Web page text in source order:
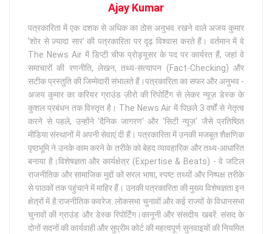
Ajay Kumar
पत्रकारिता में एक दशक से अधिक का ठोस अनुभव रखने वाले अजय कुमार
'शोर से ज़्यादा सार' की पत्रकारिता पर दृढ़ विश्वास करते हैं। वर्तमान में वे
The News Air में डिप्टी चीफ प्रोड्यूसर के पद पर कार्यरत हैं, जहां वे
समाचारों की रणनीति, लेखन, तथ्य-सत्यापन (Fact-Checking) और
सटीक प्रस्तुति की जिम्मेदारी संभालते हैं।पत्रकारिता का सफर और अनुभव -
अजय कुमार का करियर ग्राउंड ज़ीरो की रिपोर्टिंग से लेकर न्यूज़ डेस्क के
कुशल प्रबंधन तक विस्तृत है। The News Air में पिछले 3 वर्षों से नेतृत्व
करने से पहले, उन्होंने 'दैनिक जागरण' और 'सिटी न्यूज़' जैसे प्रतिष्ठित
मीडिया संस्थानों में अपनी सेवाएं दी हैं। पत्रकारिता में उनकी मजबूत शैक्षणिक
पृष्ठभूमि ने उनके काम करने के तरीके को बेहद व्यावहारिक और तथ्य-आधारित
बनाया है।विशेषज्ञता और कार्यक्षेत्र (Expertise & Beats) - वे जटिल
राजनीतिक और सामाजिक मुद्दों को सरल भाषा, स्पष्ट तथ्यों और निष्पक्ष तरीके
से पाठकों तक पहुंचाने में माहिर हैं। उनकी पत्रकारिता की मुख्य विशेषज्ञता इन
क्षेत्रों में है:राजनीतिक कवरेज: लोकसभा चुनावों और कई राज्यों के विधानसभा
चुनावों की ग्राउंड और डेस्क रिपोर्टिंग।कानूनी और संसदीय खबरें: संसद के
दोनों सदनों की कार्यवाही और सुप्रीम कोर्ट की महत्वपूर्ण सुनवाइयों की नियमित